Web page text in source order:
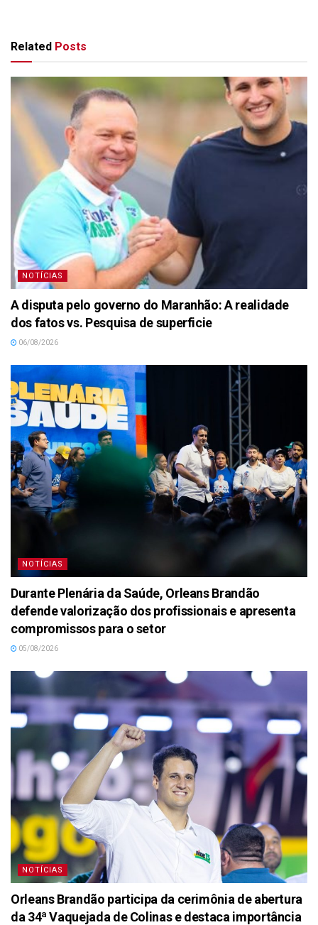
Related Posts
NOTÍCIAS
A disputa pelo governo do Maranhão: A realidade
dos fatos vs. Pesquisa de superficie
06/08/2026
NOTÍCIAS
Durante Plenária da Saúde, Orleans Brandão
defende valorização dos profissionais e apresenta
compromissos para o setor
05/08/2026
NOTÍCIAS
Orleans Brandão participa da cerimônia de abertura
da 34ª Vaquejada de Colinas e destaca importância